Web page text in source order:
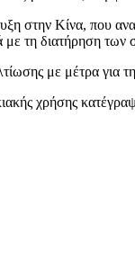
στην Κίνα, που
με τη διατήρηση
με μέτρα
χρήσης